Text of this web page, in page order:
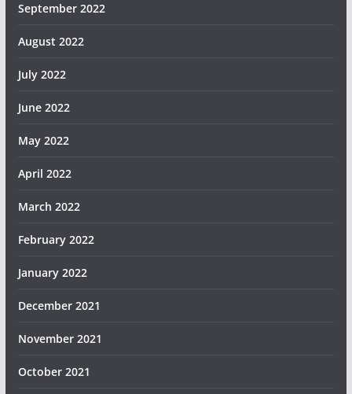
September 2022
August 2022
July 2022
June 2022
May 2022
April 2022
March 2022
February 2022
January 2022
December 2021
November 2021
October 2021